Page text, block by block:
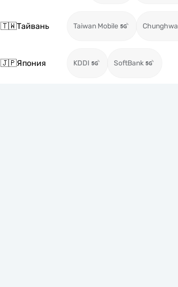
🇹🇼Тайвань Taiwan Mobile Chunghwa
🇯🇵Япония KDDI SoftBank